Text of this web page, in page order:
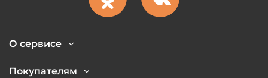
О сервисе
Покупателям